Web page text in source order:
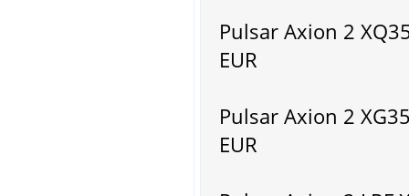
Pulsar Axion 2
EUR
Pulsar Axion 2
EUR